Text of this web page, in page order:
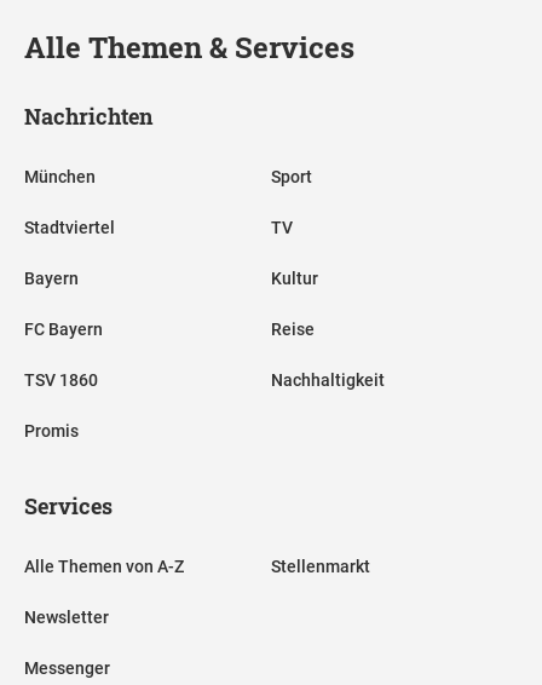
Alle Themen & Services
Nachrichten
München
Stadtviertel
Bayern
FC Bayern
TSV 1860
Promis
Sport
TV
Kultur
Reise
Nachhaltigkeit
Services
Alle Themen von A-Z
Newsletter
Messenger
Stellenmarkt